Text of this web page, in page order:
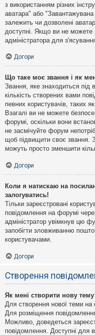
з використанням різних
аватара" або
залежить чи дозволені
доступні. Якщо ви не можете
адміністратора для
Догори
Що таке моє звання і як
Звання, яке знаходиться під
кількість створених вами
певних користувачів, таких
Взагалі ви не можете
форумі, оскільки вони
не засмічуйте форум
щоб підвищити своє звання.
можуть просто зменшити
Догори
Коли я натискаю на
залогуватись!
Тільки зареєстровані
повідомлення на форумі
адміністратор увімкнув цю
запобігти зловживанню
користувачами.
Догори
Створення
Як мені створити нову
Для створення нової теми на
Для розміщення повідомлення
Можливо, доведеться
повідомлення. Доступні для